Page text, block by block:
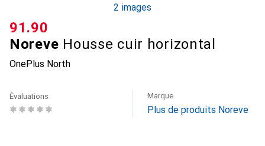
2 images
Noreve Housse cuir horizontal
OnePlus North
CHF
91.90
Évaluations Marque
Plus de produits Noreve